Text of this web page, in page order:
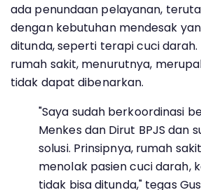
ada penundaan pelayanan,
dengan kebutuhan mendesak
ditunda, seperti terapi cuci
rumah sakit, menurutnya,
tidak dapat dibenarkan.
"Saya sudah berkoordinasi
Menkes dan Dirut BPJS dan
solusi. Prinsipnya, rumah
menolak pasien cuci darah,
tidak bisa ditunda," tegas